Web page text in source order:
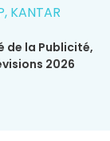
KANTAR
de la Publicité,
2026